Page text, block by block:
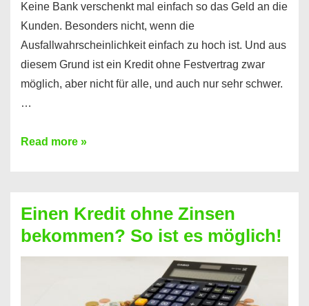
Keine Bank verschenkt mal einfach so das Geld an die
Kunden. Besonders nicht, wenn die
Ausfallwahrscheinlichkeit einfach zu hoch ist. Und aus
diesem Grund ist ein Kredit ohne Festvertrag zwar
möglich, aber nicht für alle, und auch nur sehr schwer.
…
Ist
Festvertrag
für
jeden
Read more »
Einen Kredit ohne Zinsen
bekommen? So ist es möglich!